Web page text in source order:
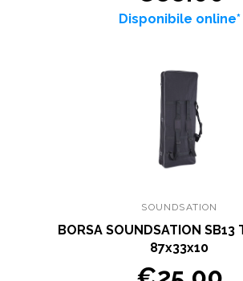
Disponibile online*
SOUNDSATION
BORSA SOUNDSATION SB13
87x33x10